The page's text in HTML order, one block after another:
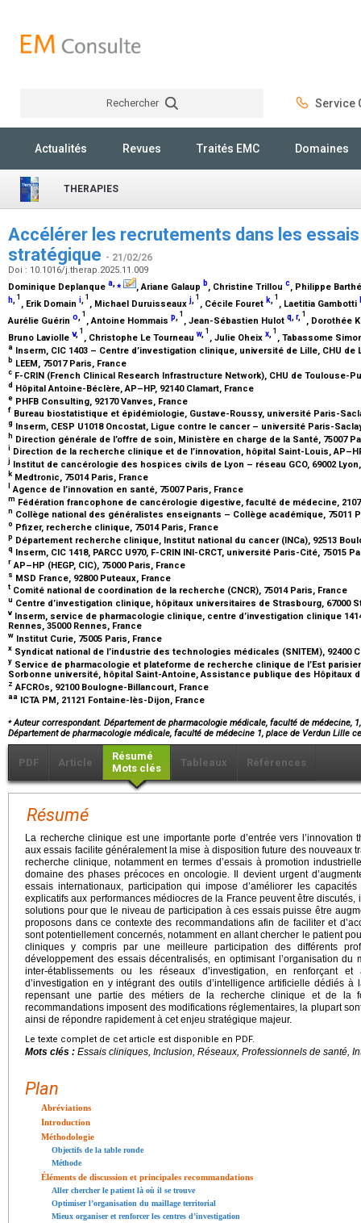
Rechercher Service
Actualités Revues Traités EMC Domaines
THERAPIES
Accélérer les recrutements dans les
stratégique - 21/02/26
Doi : 10.1016/j.therap.2025.11.009
Dominique Deplanque a,⁎ , Ariane Galaup b, Christine Trillou c, Philippe
h, 1
, Erik Domain i, 1
, Michael Duruisseauxj, 1
, Cécile Fouret k, 1
, Laetitia Gambotti
Aurélie Guérin o, 1
, Antoine Hommais p, 1
, Jean-Sébastien Hulot q,r, 1
, Dorothée
Bruno Laviolle v, 1
, Christophe Le Tourneau w, 1
, Julie Oheix x, 1
, Tabassome
a Inserm, CIC 1403 – Centre d’investigation clinique, université de Lille, CHU de
b LEEM, 75017 Paris, France
c F-CRIN (French Clinical Research Infrastructure Network), CHU de Toulouse-
d Hôpital Antoine-Béclère, AP–HP, 92140 Clamart, France
e PHFB Consulting, 92170 Vanves, France
f Bureau biostatistique et épidémiologie, Gustave-Roussy, université Paris-
g Inserm, CESP U1018 Oncostat, Ligue contre le cancer – université Paris-
h Direction générale de l’offre de soin, Ministère en charge de la Santé, 75007
i Direction de la recherche clinique et de l’innovation, hôpital Saint-Louis,
j Institut de cancérologie des hospices civils de Lyon – réseau GCO, 69002
k Medtronic, 75014 Paris, France
Agence de l’innovation en santé, 75007 Paris, France
m Fédération francophone de cancérologie digestive, faculté de médecine,
n Collège national des généralistes enseignants – Collège académique, 75011
o Pfizer, recherche clinique, 75014 Paris, France
p Département recherche clinique, Institut national du cancer (INCa), 92513
q Inserm, CIC 1418, PARCC U970, F-CRIN INI-CRCT, université Paris-Cité, 75015
r AP–HP (HEGP, CIC), 75000 Paris, France
s MSD France, 92800 Puteaux, France
t Comité national de coordination de la recherche (CNCR), 75014 Paris, France
u Centre d’investigation clinique, hôpitaux universitaires de Strasbourg, 67000
v Inserm, service de pharmacologie clinique, centre d’investigation clinique
Rennes, 35000 Rennes, France
w Institut Curie, 75005 Paris, France
x Syndicat national de l’industrie des technologies médicales (SNITEM), 92400
y Service de pharmacologie et plateforme de recherche clinique de l’Est parisien
Sorbonne université, hôpital Saint-Antoine, Assistance publique des Hôpitaux
z AFCROs, 92100 Boulogne-Billancourt, France
aa ICTA PM, 21121 Fontaine-lès-Dijon, France
⁎Auteur correspondant. Département de pharmacologie médicale, faculté de médecine,
Département de pharmacologie médicale, faculté de médecine 1, place de Verdun Lille
PDF Article
Résumé
Mots clés
Tableaux Références
Résumé
La recherche clinique est une importante porte d’entrée vers l’innovation
aux essais facilite généralement la mise à disposition future des nouveaux
recherche clinique, notamment en termes d’essais à promotion
domaine des phases précoces en oncologie. Il devient urgent
essais internationaux, participation qui impose d’améliorer les
explicatifs aux performances médiocres de la France peuvent être
solutions pour que le niveau de participation à ces essais puisse être
proposons dans ce contexte des recommandations afin de faciliter et
sont potentiellement concernés, notamment en allant chercher le patient
cliniques y compris par une meilleure participation des différents
développement des essais décentralisés, en optimisant l’organisation
inter-établissements ou les réseaux d’investigation, en renforçant et
d’investigation en y intégrant des outils d’intelligence artificielle dédiés
repensant une partie des métiers de la recherche clinique et de la
recommandations imposent des modifications réglementaires, la plupart
ainsi de répondre rapidement à cet enjeu stratégique majeur.
Le texte complet de cet article est disponible en PDF.
Mots clés : Essais cliniques, Inclusion, Réseaux, Professionnels de santé,
Plan
Abréviations
Introduction
Méthodologie
Objectifs de la table ronde
Méthode
Éléments de discussion et principales recommandations
Aller chercher le patient là où il se trouve
Optimiser l’organisation du maillage territorial
Mieux organiser et renforcer les centres d’investigation